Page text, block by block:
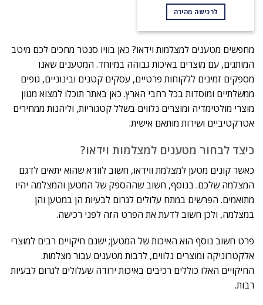
לרכישה מהירה
מחפשים מטענים למצלמות וידאו? כאן בוויו סנטר מחכים לכם מיטב
המותגים, עם מוצרים באיכות גבוהה במיוחד. המטענים שאנו
מספקים זמינים ללקוחות פרטיים, עסקים קטנים ובינוניים, גופים
ממשלתיים ומוסדות בכל רחבי הארץ. כאן באתר תוכלו למצוא מגוון
מוצרי מולטימדיה ומוצרים נלווים בשלל קטגוריות, וליהנות ממחירים
אטרקטיביים ושירות מותאם אישית.
כיצד לבחור מטענים למצלמות וידאו?
כאשר קונים מטען למצלמת ווידאו, חשוב לוודא שהוא יתאים לדגם
המצלמה שלכם. בנוסף, חשוב שההספק של המטען והמצלמה יהיו
מתואמים. הפרשים במתח עלולים לגרום לבעיות הן במטען והן
במצלמה, ולכן חשוב לדעת את הפרט הזה לפני רכישה.
פרט חשוב נוסף הוא האיכות של המטען; ישנם חיקויים רבים למוצרי
אלקטרוניקה ומוצרים נלווים, לרבות מטענים עבור מצלמות.
החיקויים האלו כוללים רכיבים באיכות ירודה שעלולים לגרום לבעיות
רבות.